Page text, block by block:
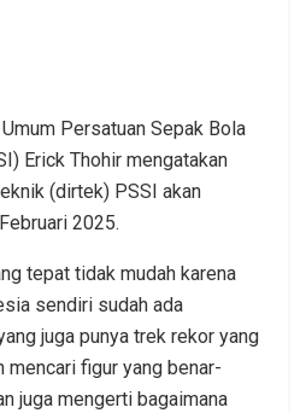
Persatuan Sepak Bola
Erick Thohir mengatakan
(dirtek) PSSI akan
2025.
tepat tidak mudah karena
sendiri sudah ada
juga punya trek rekor yang
figur yang benar-
juga mengerti bagaimana